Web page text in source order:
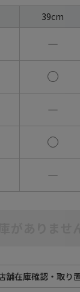
39cm
―
―
―